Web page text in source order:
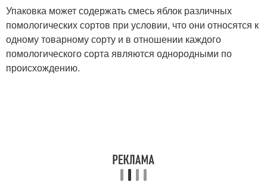
Упаковка может содержать смесь яблок различных
помологических сортов при условии, что они относятся к
одному товарному сорту и в отношении каждого
помологического сорта являются однородными по
происхождению.